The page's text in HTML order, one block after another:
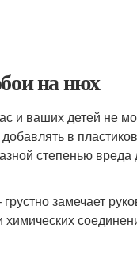
на нюх
и ваших детей не
в
степенью вреда
замечает